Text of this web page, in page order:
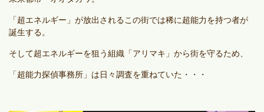
「超エネルギー」が放出されるこの街では稀に超能力を持つ者が
誕生する。
そして超エネルギーを狙う組織「アリマキ」から街を守るため、
「超能力探偵事務所」は日々調査を重ねていた・・・